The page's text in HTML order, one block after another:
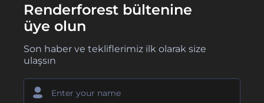
Renderforest bültenine
üye olun
Son haber ve tekliflerimiz ilk olarak size
ulaşsın